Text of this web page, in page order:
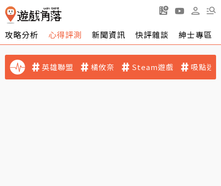
攻略分析 心得評測 新聞資訊 快評雜談 紳士專區
英雄聯盟 橘攸奈 Steam遊戲 吸點迷